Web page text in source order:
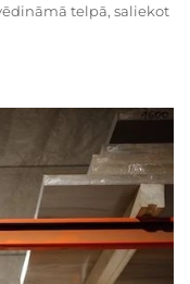
telpā, saliekot